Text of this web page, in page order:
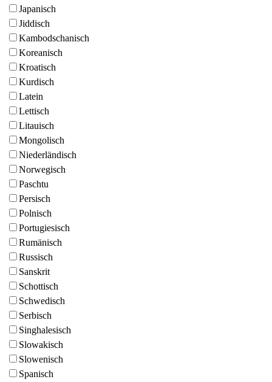
Japanisch
Jiddisch
Kambodschanisch
Koreanisch
Kroatisch
Kurdisch
Latein
Lettisch
Litauisch
Mongolisch
Niederländisch
Norwegisch
Paschtu
Persisch
Polnisch
Portugiesisch
Rumänisch
Russisch
Sanskrit
Schottisch
Schwedisch
Serbisch
Singhalesisch
Slowakisch
Slowenisch
Spanisch